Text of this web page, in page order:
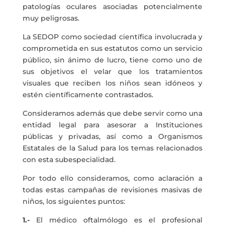
patologías oculares asociadas potencialmente
muy peligrosas.
La SEDOP como sociedad científica involucrada y
comprometida en sus estatutos como un servicio
público, sin ánimo de lucro, tiene como uno de
sus objetivos el velar que los tratamientos
visuales que reciben los niños sean idóneos y
estén científicamente contrastados.
Consideramos además que debe servir como una
entidad legal para asesorar a Instituciones
públicas y privadas, así como a Organismos
Estatales de la Salud para los temas relacionados
con esta subespecialidad.
Por todo ello consideramos, como aclaración a
todas estas campañas de revisiones masivas de
niños, los siguientes puntos:
1.- El médico oftalmólogo es el profesional